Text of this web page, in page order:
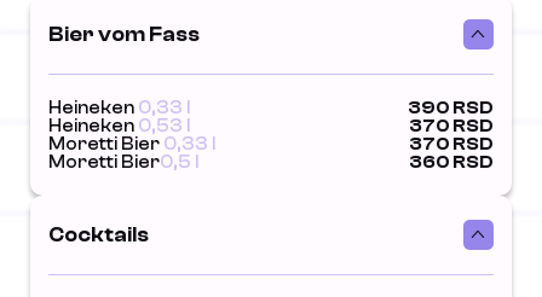
Bier vom Fass
Heineken 0,33 l
390 RSD
Heineken 0,53 l
370 RSD
Moretti Bier 0,33 l
370 RSD
Moretti Bier0,5 l 360 RSD
Cocktails